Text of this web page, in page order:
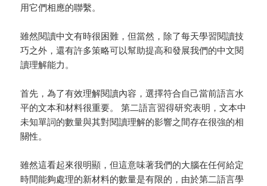
用它們相應的聯繫。
雖然閱讀中文有時很困難，但當然，除了每天學習閱讀技
巧之外，還有許多策略可以幫助提高和發展我們的中文閱
讀理解能力。
首先，為了有效理解閱讀內容，選擇符合自己當前語言水
平的文本和材料很重要。 第二語言習得研究表明，文本中
未知單詞的數量與其對閱讀理解的影響之間存在很強的相
關性。
雖然這看起來很明顯，但這意味著我們的大腦在任何給定
時間能夠處理的新材料的數量是有限的，由於第二語言學